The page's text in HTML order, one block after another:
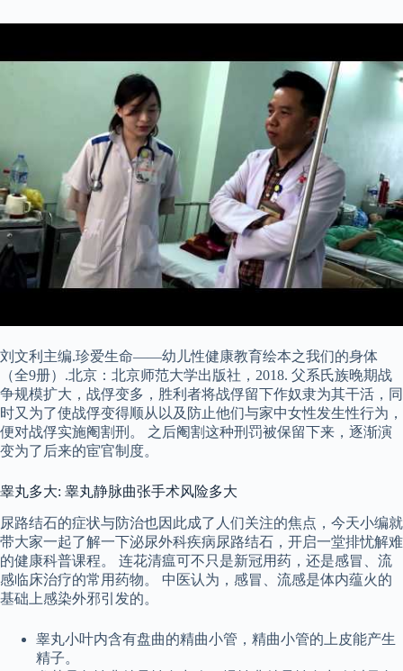
刘文利主编.珍爱生命——幼儿性健康教育绘本之我们的身体
（全9册）.北京：北京师范大学出版社，2018. 父系氏族晚期战
争规模扩大，战俘变多，胜利者将战俘留下作奴隶为其干活，同
时又为了使战俘变得顺从以及防止他们与家中女性发生性行为，
便对战俘实施阉割刑。 之后阉割这种刑罚被保留下来，逐渐演
变为了后来的宦官制度。
睾丸多大: 睾丸静脉曲张手术风险多大
尿路结石的症状与防治也因此成了人们关注的焦点，今天小编就
带大家一起了解一下泌尿外科疾病尿路结石，开启一堂排忧解难
的健康科普课程。 连花清瘟可不只是新冠用药，还是感冒、流
感临床治疗的常用药物。 中医认为，感冒、流感是体内蕴火的
基础上感染外邪引发的。
睾丸小叶内含有盘曲的精曲小管，精曲小管的上皮能产生
精子。